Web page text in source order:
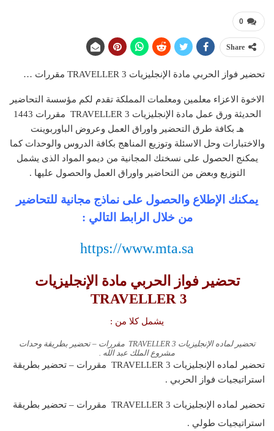
0
Share
تحضير فواز الحربي مادة الإنجليزيات TRAVELLER 3 مقررات …
الاخوة الاعزاء معلمين ومعلمات المملكة تقدم لكم مؤسسة التحاضير
الحديثة ورق عمل مادة الإنجليزيات TRAVELLER 3 مقررات 1443
هـ بكافة طرق التحضير واوراق العمل وعروض الباوربوينت
والاختبارات وحل الاسئلة وتوزيع المناهج بكافة الدروس والوحدات كما
يمكنج الحصول على نسختك المجانية من ديمو المواد الذى يشمل
التوزيع وبعض من التحاضير واوراق العمل والحصول عليها .
يمكنك الإطلاع والحصول على نماذج مجانية للتحاضير
من خلال الرابط التالي :
https://www.mta.sa
تحضير فواز الحربي مادة الإنجليزيات
TRAVELLER 3
يشمل كلا من :
تحضير لماده الإنجليزيات TRAVELLER 3 مقررات – تحضير بطريقة وحدات
مشروع الملك عبد الله .
تحضير لماده الإنجليزيات TRAVELLER 3 مقررات – تحضير بطريقة
استراتيجيات فواز الحربي .
تحضير لماده الإنجليزيات TRAVELLER 3
مقررات – تحضير بطريقة
استراتيجيات طولي .